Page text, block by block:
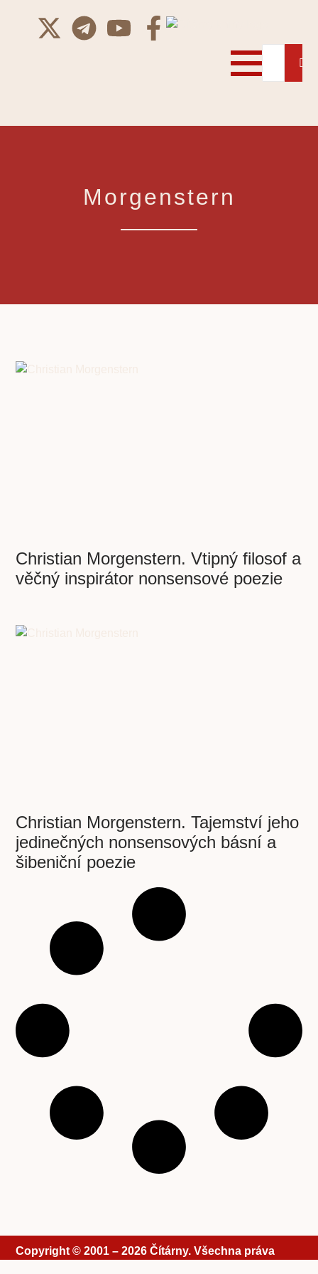
Morgenstern
Christian Morgenstern. Vtipný filosof a
věčný inspirátor nonsensové poezie
Christian Morgenstern. Tajemství jeho
jedinečných nonsensových básní a
šibeniční poezie
Copyright © 2001 – 2026 Čítárny. Všechna práva